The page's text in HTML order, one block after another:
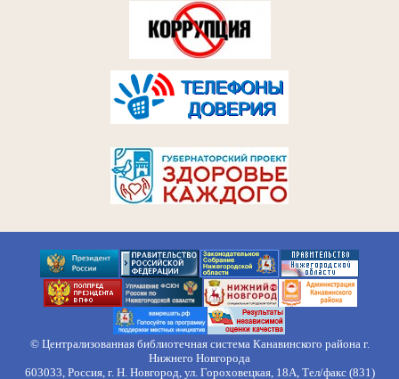
© Централизованная библиотечная система Канавинского района г.
Нижнего Новгорода
603033, Россия, г. Н. Новгород, ул. Гороховецкая, 18А, Тел/факс (831)